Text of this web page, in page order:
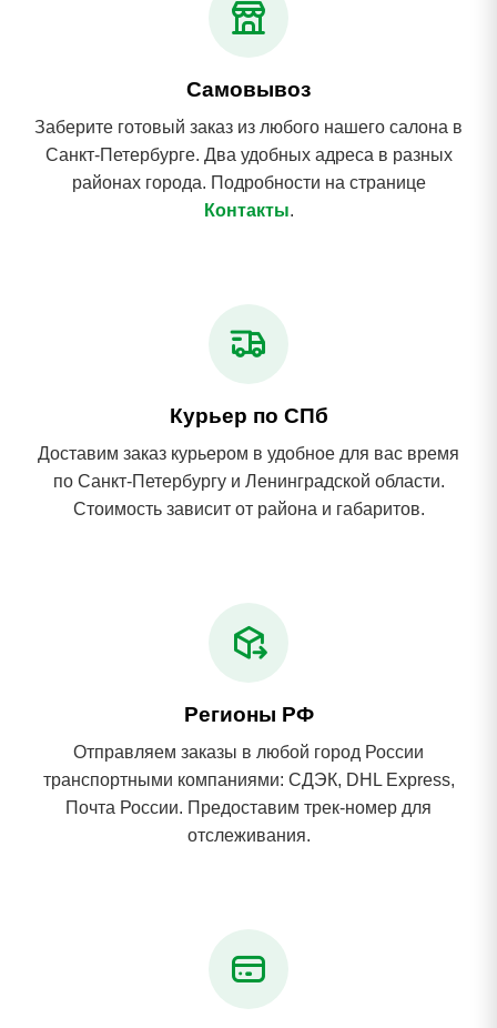
Самовывоз
Заберите готовый заказ из любого нашего салона в
Санкт-Петербурге. Два удобных адреса в разных
районах города. Подробности на странице
Контакты.
Курьер по СПб
Доставим заказ курьером в удобное для вас время
по Санкт-Петербургу и Ленинградской области.
Стоимость зависит от района и габаритов.
Регионы РФ
Отправляем заказы в любой город России
транспортными компаниями: СДЭК, DHL Express,
Почта России. Предоставим трек-номер для
отслеживания.